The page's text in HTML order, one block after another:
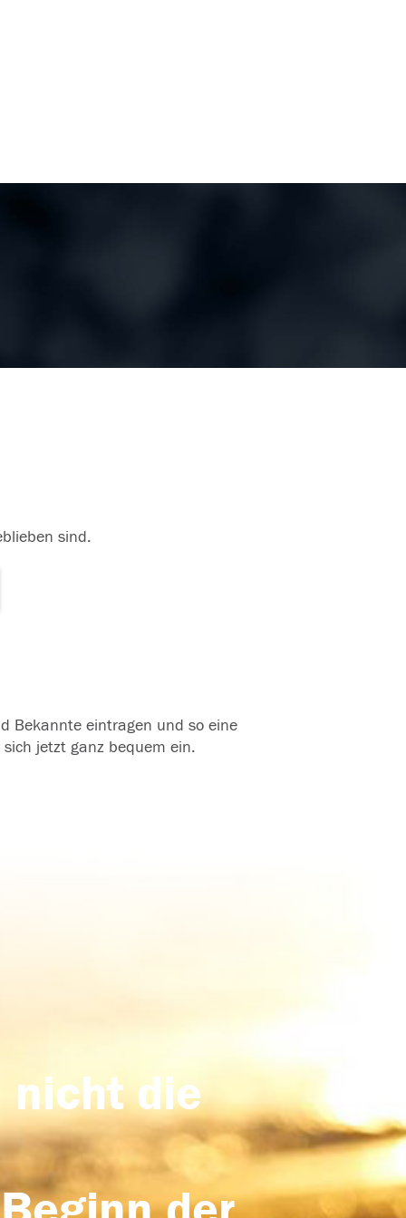
sind.
Bekannte eintragen und so eine
jetzt ganz bequem ein.
nicht die